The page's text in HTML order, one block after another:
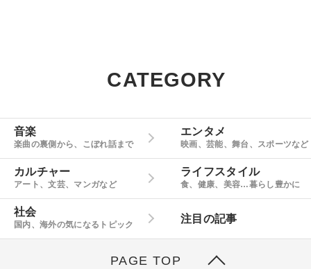
CATEGORY
音楽
楽曲の裏側から、こぼれ話まで
エンタメ
映画、芸能、舞台、スポーツなど
カルチャー
アート、文芸、マンガなど
ライフスタイル
食、健康、美容…暮らし豊かに
社会
国内、海外の気になるトピック
注目の記事
PAGE TOP